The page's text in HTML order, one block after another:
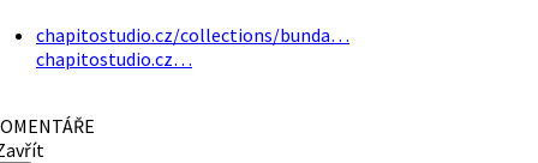
chapitostudio.cz/collections/bunda…
chapitostudio.cz…